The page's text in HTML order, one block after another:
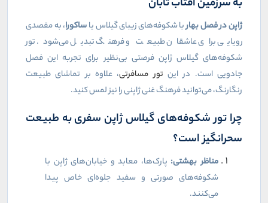
به سرزمین آفتاب تابان
ژاپن در فصل بهاربا شکوفه‌های زیبای گیلاس یاساکورا، به مقصدی
رویایی برای عاشقان طبیعت و فرهنگ تبدیل می‌شود. تور
شکوفه‌های گیلاس ژاپن فرصتی بی‌نظیر برای تجربه این فصل
جادویی است. در این تور مسافرتی، علاوه بر تماشای طبیعت
رنگارنگ، می‌توانید فرهنگ غنی ژاپنی را نیز لمس کنید.
چرا تور شکوفه‌های گیلاس ژاپن سفری به طبیعت
سحرانگیز است؟
مناظر بهشتی: پارک‌ها، معابد و خیابان‌های ژاپن با
شکوفه‌های صورتی و سفید جلوه‌ای خاص پیدا
می‌کنند.